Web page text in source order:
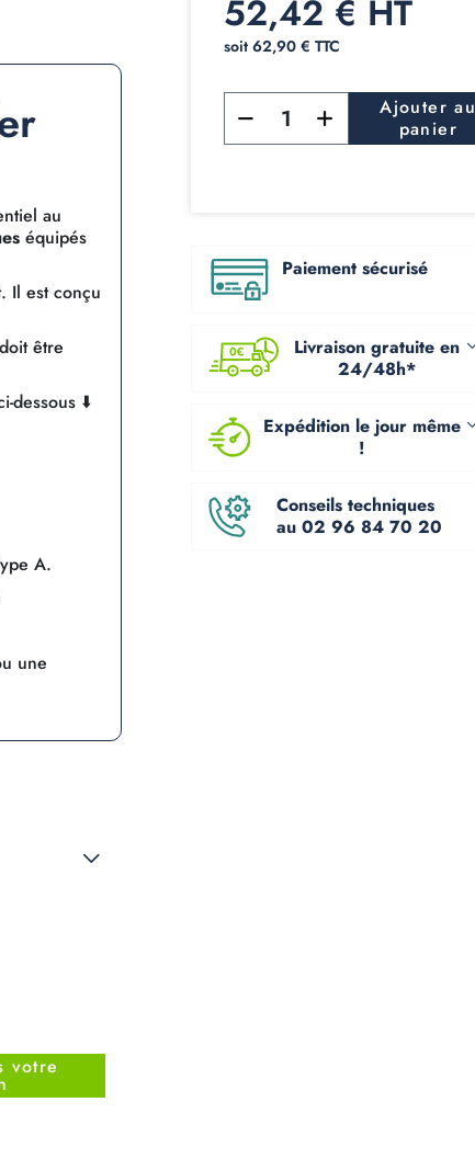
52,42 € HT
soit 62,90 € TTC
Ajouter au
panier
Paiement sécurisé
Livraison gratuite en
24/48h*
Expédition le jour même
!
Conseils techniques
au 02 96 84 70 20
au
équipés
Il est conçu
être
dessous ⬇️
A.
une
votre